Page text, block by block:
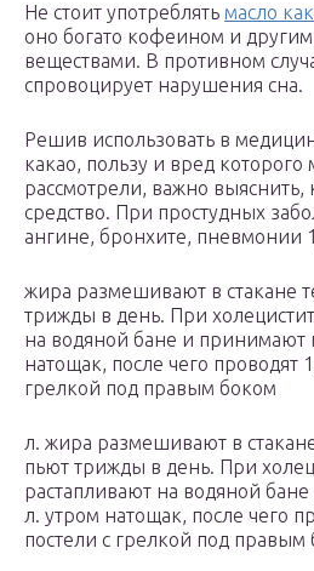
Не стоит употреблять масло
оно богато кофеином и
веществами. В противном
спровоцирует нарушения сна.
Решив использовать в
какао, пользу и вред которого
рассмотрели, важно выяснить,
средство. При простудных
ангине, бронхите, пневмонии
жира размешивают в стакане
трижды в день. При
на водяной бане и принимают
натощак, после чего проводят
грелкой под правым боком
л. жира размешивают в
пьют трижды в день. При
растапливают на водяной
л. утром натощак, после чего
постели с грелкой под правым